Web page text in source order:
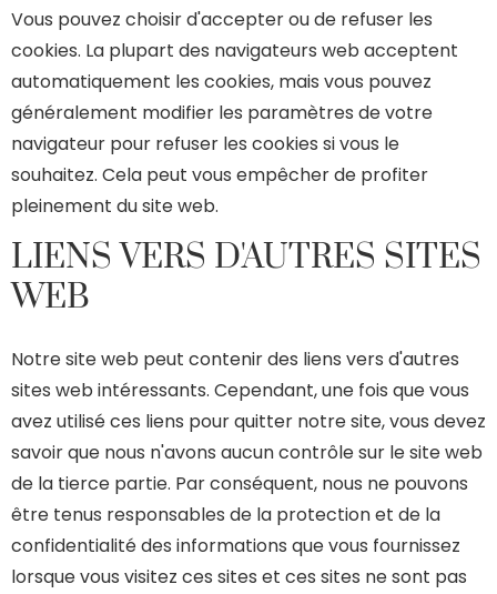
Vous pouvez choisir d'accepter ou de refuser les
cookies. La plupart des navigateurs web acceptent
automatiquement les cookies, mais vous pouvez
généralement modifier les paramètres de votre
navigateur pour refuser les cookies si vous le
souhaitez. Cela peut vous empêcher de profiter
pleinement du site web.
LIENS VERS D'AUTRES SITES
WEB
Notre site web peut contenir des liens vers d'autres
sites web intéressants. Cependant, une fois que vous
avez utilisé ces liens pour quitter notre site, vous devez
savoir que nous n'avons aucun contrôle sur le site web
de la tierce partie. Par conséquent, nous ne pouvons
être tenus responsables de la protection et de la
confidentialité des informations que vous fournissez
lorsque vous visitez ces sites et ces sites ne sont pas